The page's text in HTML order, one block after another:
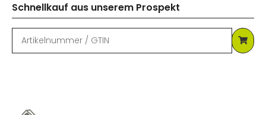
Schnellkauf aus unserem Prospekt